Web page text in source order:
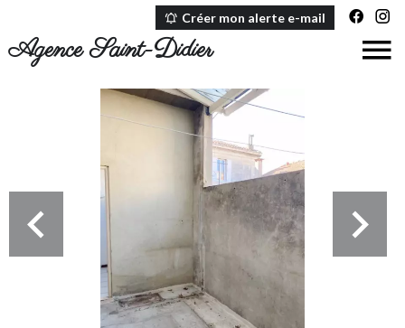
Agence Saint-Didier
Créer mon alerte e-mail